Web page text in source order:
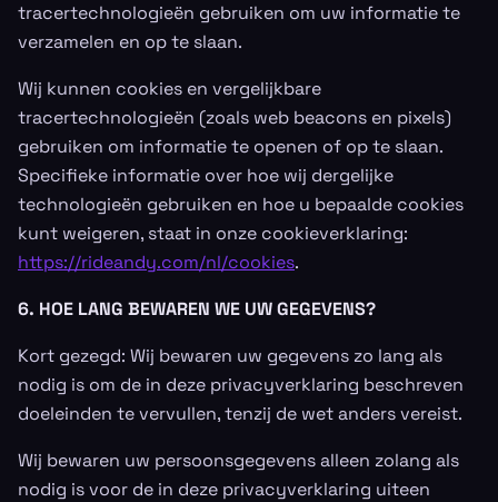
tracertechnologieën gebruiken om uw informatie te
verzamelen en op te slaan.
Wij kunnen cookies en vergelijkbare
tracertechnologieën (zoals web beacons en pixels)
gebruiken om informatie te openen of op te slaan.
Specifieke informatie over hoe wij dergelijke
technologieën gebruiken en hoe u bepaalde cookies
kunt weigeren, staat in onze cookieverklaring:
https://rideandy.com/nl/cookies.
6. HOE LANG BEWAREN WE UW GEGEVENS?
Kort gezegd: Wij bewaren uw gegevens zo lang als
nodig is om de in deze privacyverklaring beschreven
doeleinden te vervullen, tenzij de wet anders vereist.
Wij bewaren uw persoonsgegevens alleen zolang als
nodig is voor de in deze privacyverklaring uiteen